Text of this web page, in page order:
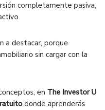
completamente pasiva,
a destacar, porque
sin cargar con la
en The Investor U
donde aprenderás